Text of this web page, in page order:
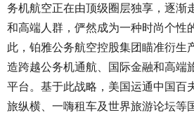
务机航空正在由顶级圈层独享，逐渐
和高端人群，俨然成为一种时尚个性
此，铂雅公务航空控股集团瞄准衍生
造跨越公务机通航、国际金融和高端
平台。基于此战略，美国运通中国百
旅纵横、一嗨租车及世界旅游论坛等